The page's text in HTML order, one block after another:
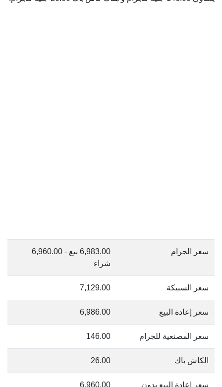
سعر الجرام
6,983.00 بيع - 6,960.00
شراء
سعر السبيكة 7,129.00
سعر إعادة البيع 6,986.00
سعر المصنعية للجرام 146.00
الكاش باك 26.00
سعر إعادة البيع بدون 6,960.00